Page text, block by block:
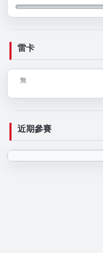
雷卡
無
近期參賽